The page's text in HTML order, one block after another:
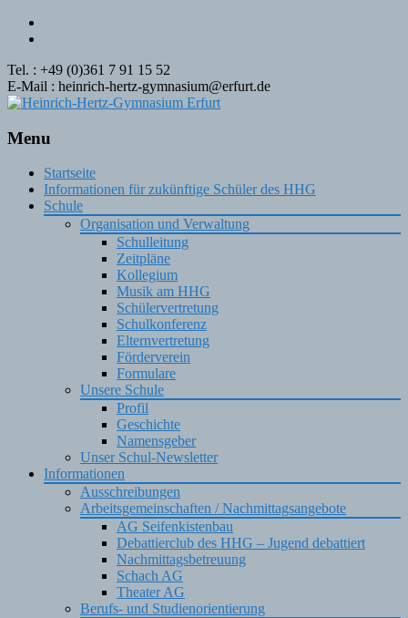
Tel. : +49 (0)361 7 91 15 52
E-Mail : heinrich-hertz-gymnasium@erfurt.de
Menu
Skip
content
Startseite
Informationen für zukünftige Schüler des HHG
Schule
Organisation und Verwaltung
Schulleitung
Zeitpläne
Kollegium
Musik am HHG
Schülervertretung
Schulkonferenz
Elternvertretung
Förderverein
Formulare
Unsere Schule
Profil
Geschichte
Namensgeber
Unser Schul-Newsletter
Informationen
Ausschreibungen
Arbeitsgemeinschaften / Nachmittagsangebote
AG Seifenkistenbau
Debattierclub des HHG – Jugend debattiert
Nachmittagsbetreuung
Schach AG
Theater AG
Berufs- und Studienorientierung